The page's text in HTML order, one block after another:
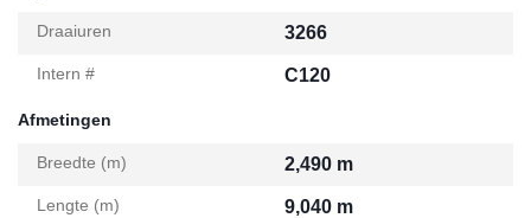
Draaiuren 3266
Intern # C120
Afmetingen
Breedte (m) 2,490 m
Lengte (m) 9,040 m